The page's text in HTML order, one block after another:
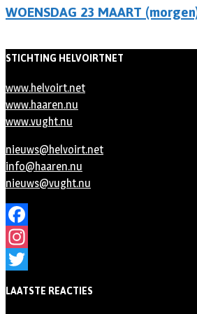
WOENSDAG 23 MAART
STICHTING HELVOIRTNET
www.helvoirt.net
www.haaren.nu
www.vught.nu
nieuws@helvoirt.net
info@haaren.nu
nieuws@vught.nu
Facebook
Instagram
LAATSTE REACTIES